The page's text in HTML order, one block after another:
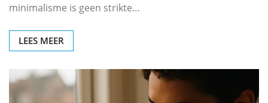
minimalisme is geen strikte…
LEES MEER